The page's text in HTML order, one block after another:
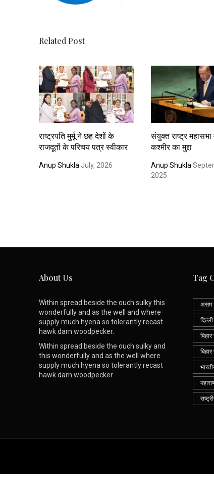
Related Post
राष्ट्रपति मुर्मू ने छह देशों के
राजदूतों के परिचय पत्र स्वीकार
Anup Shukla July, 2026
संयुक्त राष्ट्र
कश्मीर का मुद्दा
Anup Shukla
2025
About Us
Within spread beside the ouch sulky this
wonderfully and as the well and where
supply much hyena so tolerantly recast
hawk darn woodpecker.
Within spread beside the ouch sulky and
this wonderfully and as the well where
supply much hyena so tolerantly recast
hawk darn woodpecker.
Tag
असम
दिल्ली